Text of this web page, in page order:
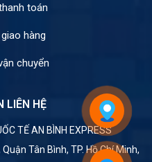
toán
hàng
chuyển
LIÊN HỆ
TẾ AN BÌNH EXPRESS
Tân Bình, TP. Hồ Chí Minh,